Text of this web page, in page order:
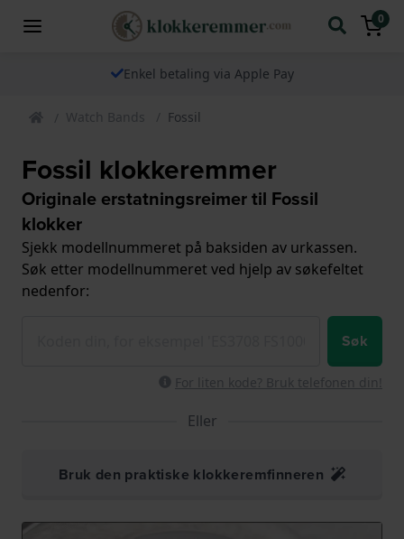
0
Enkel betaling via Apple Pay
Watch Bands Fossil
Fossil klokkeremmer
Originale erstatningsreimer til Fossil
klokker
Sjekk modellnummeret på baksiden av urkassen.
Søk etter modellnummeret ved hjelp av søkefeltet
nedenfor:
Søk
For liten kode? Bruk telefonen din!
Eller
Bruk den praktiske klokkeremfinneren